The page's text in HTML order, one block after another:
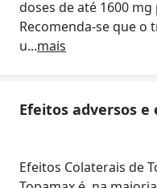
doses de até 1600
Recomenda-se que o
u...mais
Efeitos adversos
Efeitos Colaterais de